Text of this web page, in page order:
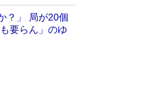
？」 局が20個
要らん」のゆ